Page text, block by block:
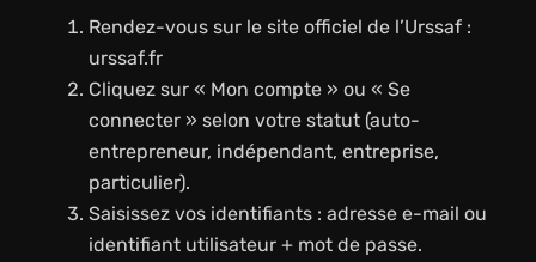
Rendez-vous sur le site officiel de l’Urssaf :
urssaf.fr
Cliquez sur « Mon compte » ou « Se
connecter » selon votre statut (auto-
entrepreneur, indépendant, entreprise,
particulier).
Saisissez vos identifiants : adresse e-mail ou
identifiant utilisateur + mot de passe.